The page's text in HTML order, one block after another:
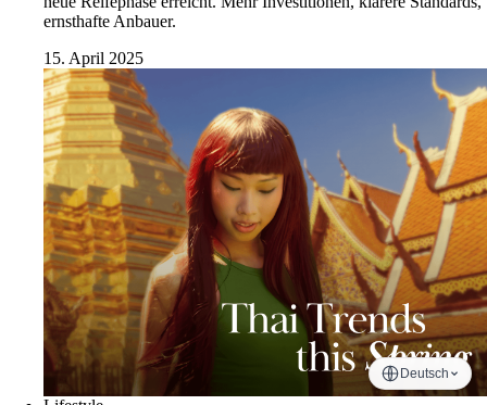
Deutsch
ernsthafte Anbauer.
15. April 2025